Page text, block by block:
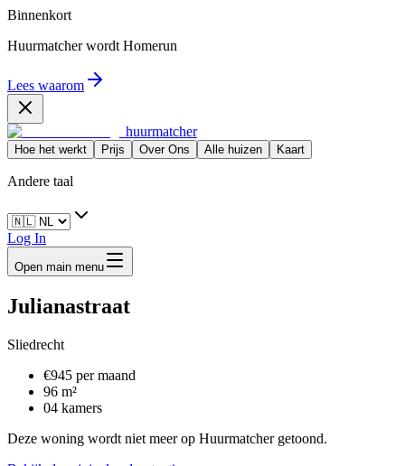
Binnenkort
Huurmatcher wordt Homerun
Lees waarom
huurmatcher
Hoe het werkt Prijs Over Ons Alle huizen Kaart
Andere taal
Log In
Open main menu
Julianastraat
Sliedrecht
€945 per maand
96 m²
04 kamers
Deze woning wordt niet meer op Huurmatcher getoond.